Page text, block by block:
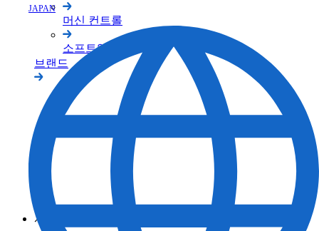
머신 컨트롤
소프트웨어
브랜드
TOPCON 브랜드
SOKKIA 브랜드
ClearEdge3D 브랜드
서포트
JAPAN